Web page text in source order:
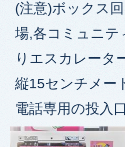
(注意)ボックス
場,各コミュニテ
りエスカレータ
縦15センチメー
電話専用の投入